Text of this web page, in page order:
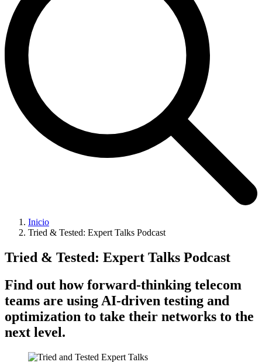
Inicio
Tried & Tested: Expert Talks Podcast
Tried & Tested: Expert Talks Podcast
Find out how forward-thinking telecom
teams are using AI-driven testing and
optimization to take their networks to the
next level.